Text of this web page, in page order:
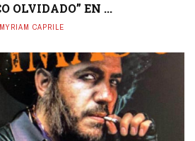
OLVIDADO” EN ...
MYRIAM CAPRILE